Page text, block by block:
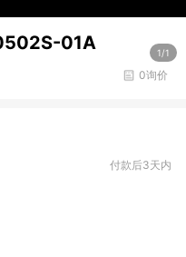
1/1
01A
0询价
付款后3天内